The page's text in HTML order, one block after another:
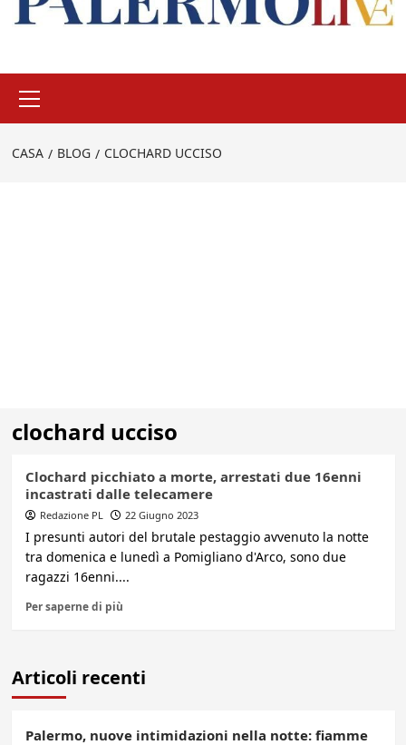
principale
CASA BLOG CLOCHARD UCCISO
clochard ucciso
Clochard picchiato a morte, arrestati due 16enni
incastrati dalle telecamere
Redazione PL 22 Giugno 2023
I presunti autori del brutale pestaggio avvenuto la notte
tra domenica e lunedì a Pomigliano d'Arco, sono due
ragazzi 16enni....
Per saperne di più
Articoli recenti
Palermo, nuove intimidazioni nella notte: fiamme